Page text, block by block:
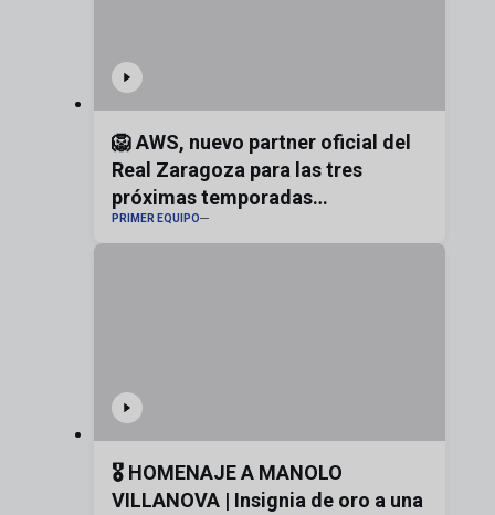
🦁 AWS, nuevo partner oficial del
Real Zaragoza para las tres
próximas temporadas
#realzaragoza
PRIMER EQUIPO
🎖️ HOMENAJE A MANOLO
VILLANOVA | Insignia de oro a una